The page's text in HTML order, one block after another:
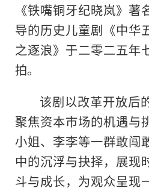
《铁嘴铜牙纪晓岚》
导的历史儿童剧《中华
之逐浪》于二零二五年
拍。
该剧以改革开放后
聚焦资本市场的机遇与
小姐、李李等一群敢闯
中的沉浮与抉择，展现
斗与成长，为观众呈现